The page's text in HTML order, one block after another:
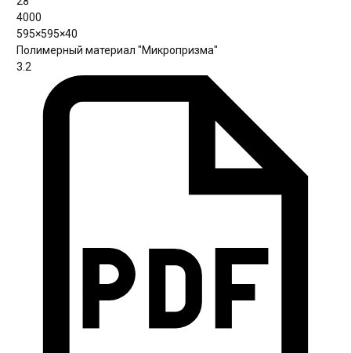
4000
595×595×40
Полимерный материал "Микропризма"
3.2